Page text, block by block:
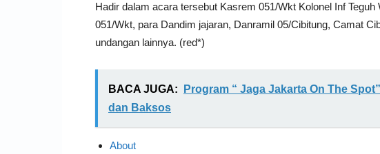
Hadir dalam acara tersebut Kasrem 051/Wkt Kolonel Inf
051/Wkt, para Dandim jajaran, Danramil 05/Cibitung, Camat
undangan lainnya. (red*)
BACA JUGA:
Program “ Jaga Jakarta On The
dan Baksos
About